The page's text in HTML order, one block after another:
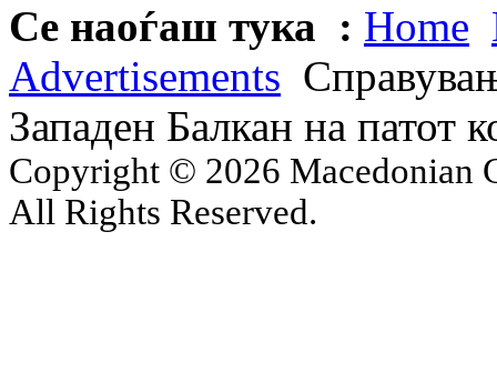
Се наоѓаш тука : Home
Advertisements
Западен Балкан на патот
Copyright © 2026 Macedonian
All Rights Reserved.